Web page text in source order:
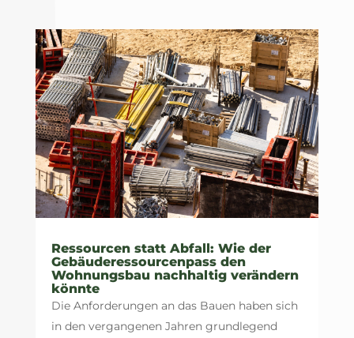
Ressourcen statt Abfall: Wie der
Gebäuderessourcenpass den
Wohnungsbau nachhaltig verändern
könnte
Die Anforderungen an das Bauen haben sich
in den vergangenen Jahren grundlegend